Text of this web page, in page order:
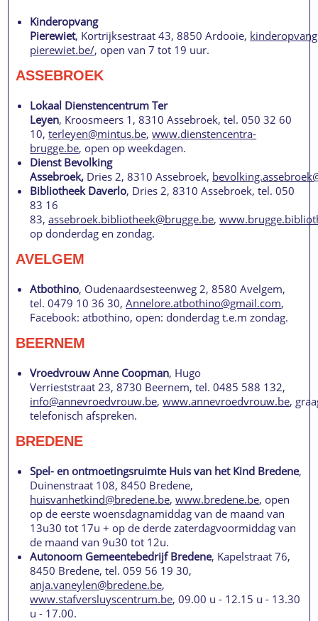
Kinderopvang
Pierewiet, Kortrijksestraat 43, 8850 Ardooie,
pierewiet.be/, open van 7 tot 19 uur.
ASSEBROEK
Lokaal Dienstencentrum Ter
Leyen, Kroosmeers 1, 8310 Assebroek, tel. 050 32 60
10,terleyen@mintus.be,www.dienstencentra-
brugge.be, open op weekdagen.
Dienst Bevolking
Assebroek, Dries 2, 8310 Assebroek,
Bibliotheek Daverlo, Dries 2, 8310 Assebroek, tel. 050
83 16
83,assebroek.bibliotheek@brugge.be,
op donderdag en zondag.
AVELGEM
Atbothino, Oudenaardsesteenweg 2, 8580 Avelgem,
tel. 0479 10 36 30,Annelore.atbothino@gmail.com,
Facebook: atbothino, open: donderdag t.e.m zondag.
BEERNEM
Vroedvrouw Anne Coopman, Hugo
Verrieststraat 23, 8730 Beernem, tel. 0485 588 132,
info@annevroedvrouw.be,www.annevroedvrouw.be,
telefonisch afspreken.
BREDENE
Spel- en ontmoetingsruimte Huis van het Kind Bredene,
Duinenstraat 108, 8450 Bredene,
huisvanhetkind@bredene.be,www.bredene.be, open
op de eerste woensdagnamiddag van de maand van
13u30 tot 17u + op de derde zaterdagvoormiddag van
de maand van 9u30 tot 12u.
Autonoom Gemeentebedrijf Bredene, Kapelstraat 76,
8450 Bredene, tel. 059 56 19 30,
anja.vaneylen@bredene.be,
www.stafversluyscentrum.be, 09.00 u - 12.15 u - 13.30
u - 17.00.